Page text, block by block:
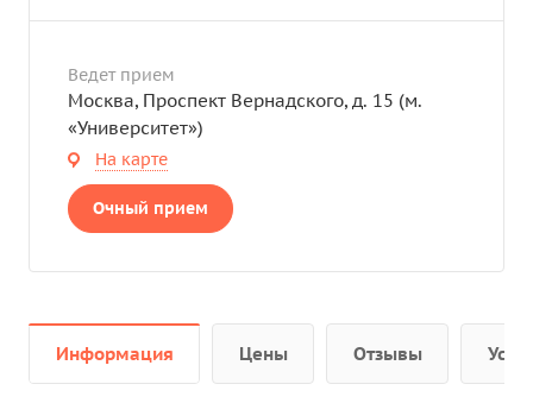
Ведет прием
Москва, Проспект Вернадского, д. 15 (м.
«Университет»)
На карте
Очный прием
Информация Цены Отзывы